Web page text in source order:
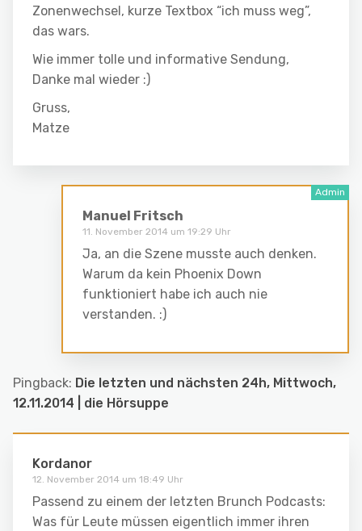
Zonenwechsel, kurze Textbox “ich muss weg”,
das wars.
Wie immer tolle und informative Sendung,
Danke mal wieder :)
Gruss,
Matze
Manuel Fritsch
11. November 2014 um 19:29 Uhr
Ja, an die Szene musste auch denken.
Warum da kein Phoenix Down
funktioniert habe ich auch nie
verstanden. :)
Pingback: Die letzten und nächsten 24h, Mittwoch,
12.11.2014 | die Hörsuppe
Kordanor
12. November 2014 um 18:49 Uhr
Passend zu einem der letzten Brunch Podcasts:
Was für Leute müssen eigentlich immer ihren